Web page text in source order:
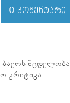
0 ᲙᲝᲛᲔᲜᲢᲐᲠᲘ
ბაქოს მცდელობა
კრიტიკა